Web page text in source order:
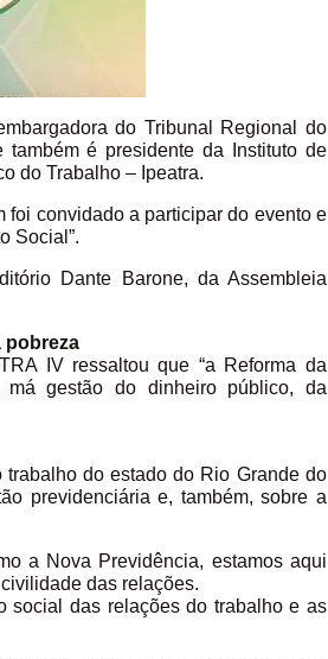
do Tribunal Regional do
também é presidente da Instituto de
do Trabalho – Ipeatra.
foi convidado a participar do evento e
Social”.
Dante Barone, da Assembleia
pobreza
IV ressaltou que “a Reforma da
má gestão do dinheiro público, da
do estado do Rio Grande do
previdenciária e, também, sobre a
a Nova Previdência, estamos aqui
das relações.
social das relações do trabalho e as